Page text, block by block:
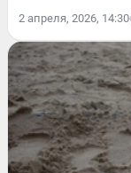
2 апреля, 2026, 14:30